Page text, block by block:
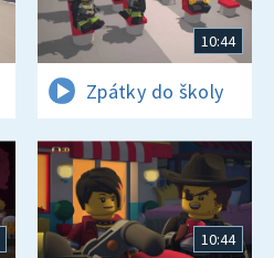
10:44
Zpátky do školy
10:44